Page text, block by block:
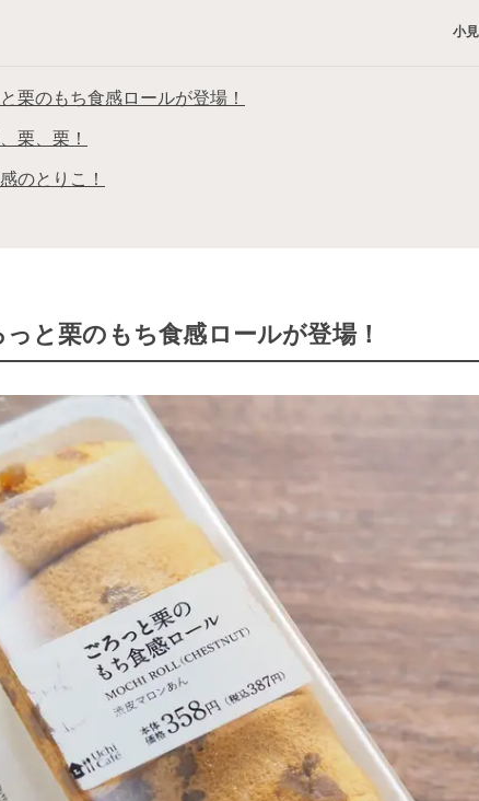
小
栗のもち食感ロールが登場！
栗、栗！
のとりこ！
と栗のもち食感ロールが登場！